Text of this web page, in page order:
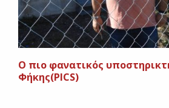
O πιο φανατικός
Φήκης(PICS)